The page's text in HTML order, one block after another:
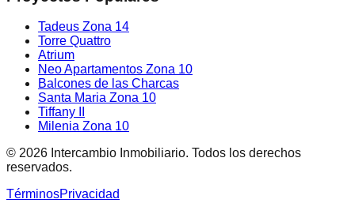
Tadeus Zona 14
Torre Quattro
Atrium
Neo Apartamentos Zona 10
Balcones de las Charcas
Santa Maria Zona 10
Tiffany II
Milenia Zona 10
© 2026 Intercambio Inmobiliario. Todos los derechos
reservados.
TérminosPrivacidad